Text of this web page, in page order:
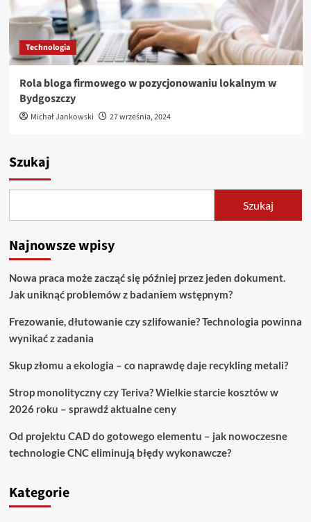
Technologia
Rola bloga firmowego w pozycjonowaniu lokalnym w
Bydgoszczy
Michał Jankowski 27 września, 2024
Szukaj
Szukaj
Najnowsze wpisy
Nowa praca może zacząć się później przez jeden dokument.
Jak uniknąć problemów z badaniem wstępnym?
Frezowanie, dłutowanie czy szlifowanie? Technologia powinna
wynikać z zadania
Skup złomu a ekologia – co naprawdę daje recykling metali?
Strop monolityczny czy Teriva? Wielkie starcie kosztów w
2026 roku – sprawdź aktualne ceny
Od projektu CAD do gotowego elementu – jak nowoczesne
technologie CNC eliminują błędy wykonawcze?
Kategorie